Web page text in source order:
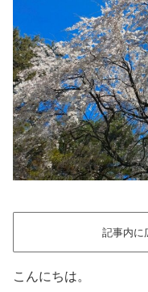
記事内に
こんにちは。